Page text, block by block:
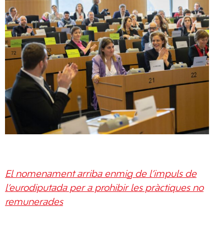
El nomenament arriba enmig de l’impuls de
l’eurodiputada per a prohibir les pràctiques no
remunerades